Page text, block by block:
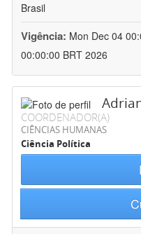
Brasil
Vigência: Mon Dec 04
00:00:00 BRT 2026
COORDENADOR(A)
CIÊNCIAS HUMANAS
Ciência Política